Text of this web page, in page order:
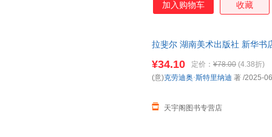
加入购物车 收藏
拉斐尔 湖南美术出版社 新华书
¥34.10 定价： ¥78.00 (4.38折)
天宇阁图书专营店
(意)克劳迪奥·斯特里纳迪 著 /2025-